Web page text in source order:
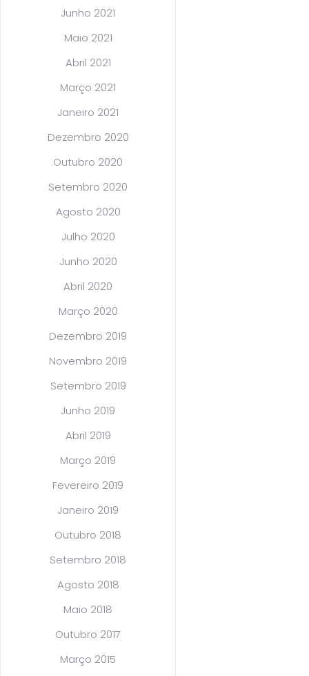
Junho 2021
Maio 2021
Abril 2021
Março 2021
Janeiro 2021
Dezembro 2020
Outubro 2020
Setembro 2020
Agosto 2020
Julho 2020
Junho 2020
Abril 2020
Março 2020
Dezembro 2019
Novembro 2019
Setembro 2019
Junho 2019
Abril 2019
Março 2019
Fevereiro 2019
Janeiro 2019
Outubro 2018
Setembro 2018
Agosto 2018
Maio 2018
Outubro 2017
Março 2015